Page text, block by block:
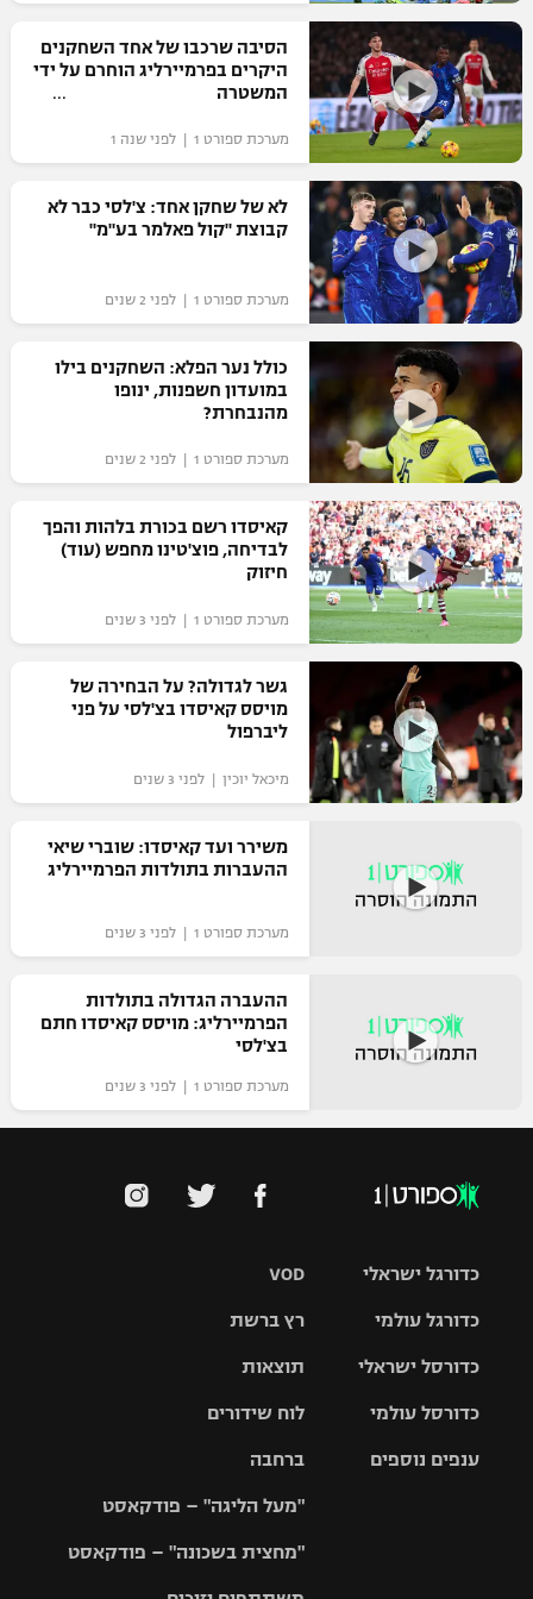
רשיון להקרנה פומבית לבית עסק
הצטרפות לחבילת הערוצים
לוח דרושים – ג'ובנט
תגיות
המגזין
הסיבה שרכבו של אחד השחקנים
היקרים בפרמיירליג הוחרם על ידי
המשטרה
מערכת ספורט 1 | לפני שנה 1
לא של שחקן אחד: צ'לסי כבר לא
קבוצת "קול פאלמר בע"מ"
מערכת ספורט 1 | לפני 2 שנים
כולל נער הפלא: השחקנים בילו
במועדון חשפנות, ינופו
מהנבחרת?
מערכת ספורט 1 | לפני 2 שנים
צפו בתקציר
קאיסדו רשם בכורת בלהות והפך
לבדיחה, פוצ'טינו מחפש (עוד)
חיזוק
מערכת ספורט 1 | לפני 3 שנים
גשר לגדולה? על הבחירה של
מויסס קאיסדו בצ'לסי על פני
ליברפול
מיכאל יוכין | לפני 3 שנים
משירר ועד קאיסדו: שוברי שיאי
ההעברות בתולדות הפרמיירליג
מערכת ספורט 1 | לפני 3 שנים
ההעברה הגדולה בתולדות
הפרמיירליג: מויסס קאיסדו חתם
בצ'לסי
מערכת ספורט 1 | לפני 3 שנים
VOD
רץ ברשת
תוצאות
לוח שידורים
ברחבה
"מעל הליגה" – פודקאסט
"מחצית בשכונה" – פודקאסט
כדורגל ישראלי
גביע הטוטו
כדורגל עולמי
האלופות
ליגה
כדורסל ישראלי
סל
כדורסל עולמי
ענפים נוספים